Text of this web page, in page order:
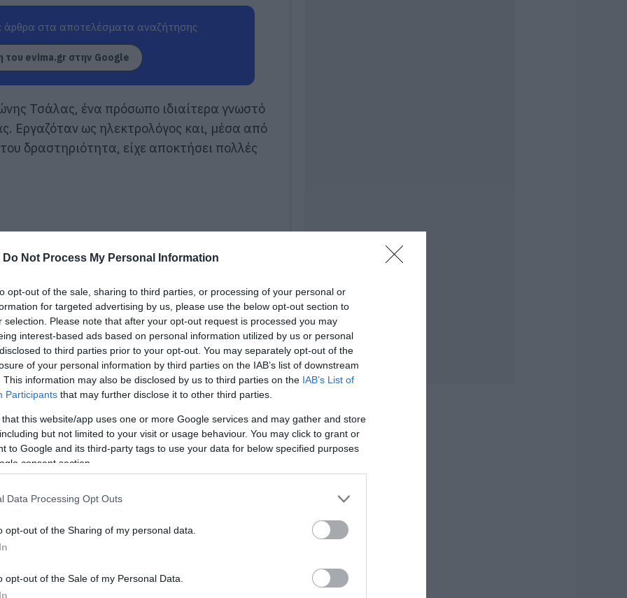
Do Not Process My Personal Information
opt-out of the sale, sharing to third parties, or processing of your personal or
for targeted advertising by us, please use the below opt-out section to
selection. Please note that after your opt-out request is processed you may
interest-based ads based on personal information utilized by us or personal
to third parties prior to your opt-out. You may separately opt-out of the
of your personal information by third parties on the IAB’s list of downstream
This information may also be disclosed by us to third parties on the IAB’s List of
Participants that may further disclose it to other third parties.
that this website/app uses one or more Google services and may gather and store
but not limited to your visit or usage behaviour. You may click to grant or
to Google and its third-party tags to use your data for below specified purposes
consent section.
Data Processing Opt Outs
opt-out of the Sharing of my personal data.
opt-out of the Sale of my Personal Data.
στα αποτελέσματα αναζήτησης
του evima.gr στην Google
Τσάλας, ένα πρόσωπο ιδιαίτερα γνωστό
Εργαζόταν ως ηλεκτρολόγος και, μέσα από
δραστηριότητα, είχε αποκτήσει πολλές
του
θλίψη στη σύζυγό του Γιαννούλα, στα
και Αννίβα, Αναστασία, στον εγγονό
καθώς και στους υπόλοιπους
Εύβοια: Παράκληση
κεράσματα και
09.08.2026 | 13:40
Σκύλος ή γάτα;
Δείτε πόσα
χρήματα θα
χρειαστείτε κάθε
χρόνο
Πανικός σε λιμάνι
της Εύβοιας με
37χρονο άνδρα
Πανσέληνος
μερική έκλειψη και
τα εντυπωσιακά
09.08.2026 | 12:40